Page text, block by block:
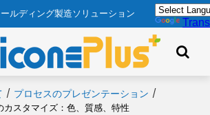
ルディング製造ソリューション
/ プロセスのプレゼンテーション /
カスタマイズ：色、質感、特性